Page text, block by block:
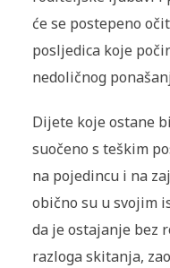
će se postepeno
posljedica koje
nedoličnog
Dijete koje ostane
suočeno s teškim
na pojedincu i na
obično su u svojim
da je ostajanje bez
razloga skitanja,